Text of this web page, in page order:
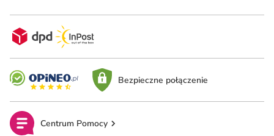
Bezpieczne połączenie
Centrum Pomocy